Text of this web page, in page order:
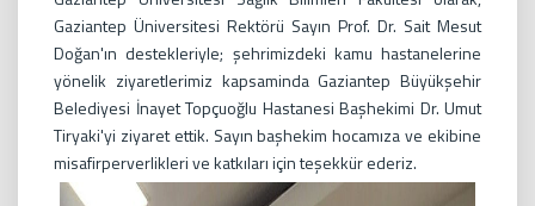
Gaziantep Üniversitesi Rektörü Sayın Prof. Dr. Sait Mesut
Doğan'ın destekleriyle; şehrimizdeki kamu hastanelerine
yönelik ziyaretlerimiz kapsaminda Gaziantep Büyükşehir
Belediyesi İnayet Topçuoğlu Hastanesi Başhekimi Dr. Umut
Tiryaki'yi ziyaret ettik. Sayın başhekim hocamıza ve ekibine
misafirperverlikleri ve katkıları için teşekkür ederiz.